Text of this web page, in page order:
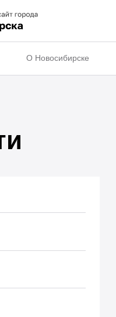
О Новосибирске